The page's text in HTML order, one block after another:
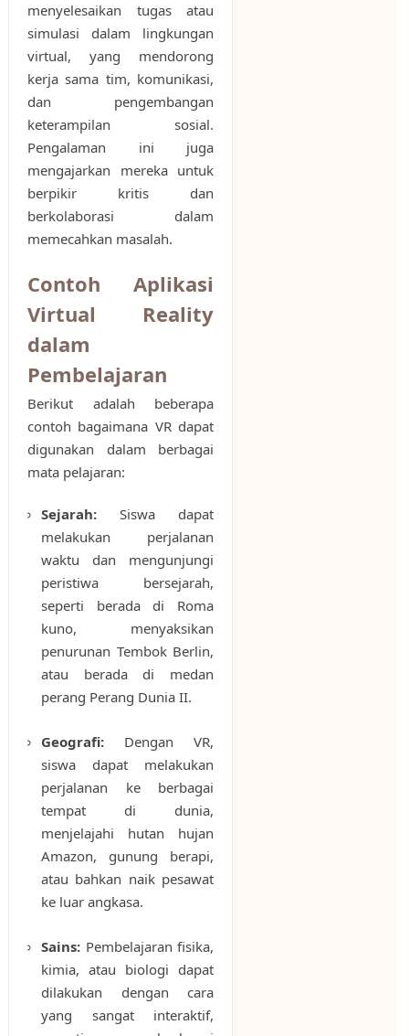
menyelesaikan tugas atau
simulasi dalam lingkungan
virtual, yang mendorong
kerja sama tim, komunikasi,
dan pengembangan
keterampilan sosial.
Pengalaman ini juga
mengajarkan mereka untuk
berpikir kritis dan
berkolaborasi dalam
memecahkan masalah.
Contoh Aplikasi
Virtual Reality
dalam
Pembelajaran
Berikut adalah beberapa
contoh bagaimana VR dapat
digunakan dalam berbagai
mata pelajaran:
Sejarah:Siswa dapat
melakukan perjalanan
waktu dan mengunjungi
peristiwa bersejarah,
seperti berada di Roma
kuno, menyaksikan
penurunan Tembok Berlin,
atau berada di medan
perang Perang Dunia II.
Geografi:Dengan VR,
siswa dapat melakukan
perjalanan ke berbagai
tempat di dunia,
menjelajahi hutan hujan
Amazon, gunung berapi,
atau bahkan naik pesawat
ke luar angkasa.
Sains:Pembelajaran fisika,
kimia, atau biologi dapat
dilakukan dengan cara
yang sangat interaktif,